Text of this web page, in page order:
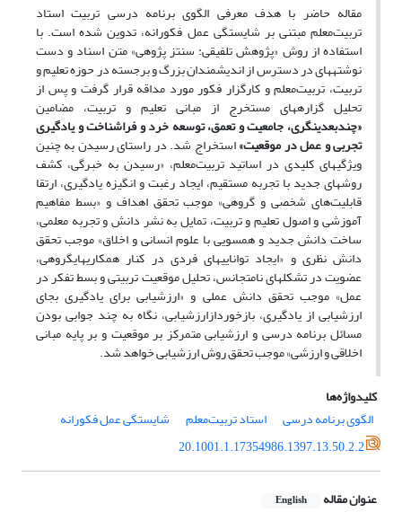
مقاله حاضر با هدف معرفی الگوی برنامه درسی تربیت استاد
تربیت‌معلم مبتنی بر شایستگی عمل فکورانه، تدوین شده است. با
استفاده از روش «پژوهش تلفیقی: سنتز پژوهی» متن اسناد و دست
نوشته­های در دسترس از اندیشمندان بزرگ و برجسته در حوزه تعلیم و
تربیت، تربیت‌معلم و کارگزار فکور مورد مداقه قرار گرفت و پس از
تحلیل گزاره­های مستخرج از مبانی تعلیم و تربیت، مضامین
«چندبعدینگری، جامعیت و تعمق، توسعه خرد و فراشناخت و یادگیری
تجربی و عمل در موقعیت»استخراج شد. در راستای رسیدن به چنین
ویژگی­های کلیدی در اساتید تربیت‌معلم، «رسیدن به خبرگی، کشف
روش­های جدید با تجربه مستقیم، ایجاد رغبت و انگیزه یادگیری، ارتقا
قابلیت‌های شخصی و گروهی» موجب تحقق اهداف و «بسط مفاهیم
آموزشی و اصول تعلیم و تربیت، تمایل به نشر دانش و تجربه معلمی،
ساخت دانش جدید و همسویی با علوم انسانی و اخلاق» موجب تحقق
دانش نظری و «ایجاد توانایی­های فردی در کنار همکاری­هایگروهی،
عضویت در تشکل­های نامتجانس، تحلیل موقعیت تربیتی و بسط تفکر در
عمل» موجب تحقق دانش عملی و «ارزشیابی برای یادگیری بجای
ارزشیابی از یادگیری، بازخوردازارزشیابی، نگاه به چند جوابی بودن
مسائل برنامه درسی و ارزشیابی متمرکز بر موقعیت و بر پایه مبانی
اخلاقی و ارزشی» موجب تحقق روش ارزشیابی خواهد شد.
کلیدواژه‌ها
الگوی برنامه درسی
استاد تربیت‌معلم
شایستگی عمل فکورانه
20.1001.1.17354986.1397.13.50.2.2
عنوان مقاله English